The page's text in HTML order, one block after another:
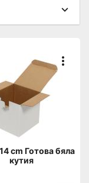
cm Готова бяла
кутия